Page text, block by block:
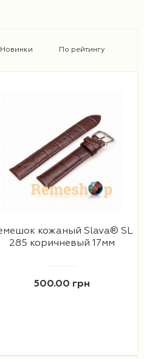
Новинки По рейтингу
кожаный Slava® SL
285 коричневый 17мм
500.00 грн